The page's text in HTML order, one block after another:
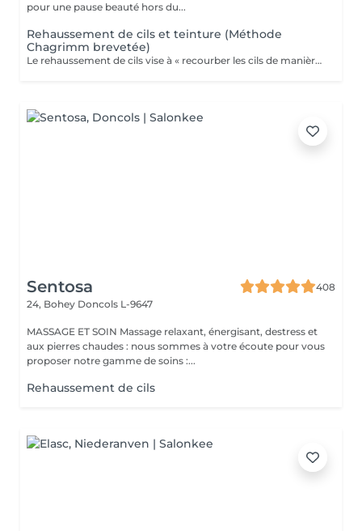
pour une pause beauté hors du...
Rehaussement de cils et teinture (Méthode
Chagrimm brevetée)
Le rehaussement de cils vise à « recourber les cils de manière naturelle afin de les galber et leur donner un effet mascara ». Et ce, sans même utiliser votre maquillage. Cela permet d'embellir et d'ouvrir le regard tout en lui donnant de la douceur, et ce, pour une durée moyenne de six semaines. Ultra-pratique pour une routine make-up allégée et un regard perçant dès le réveil. Ne remplacera jamais l'effet mascara. SVP pour éviter toute réaction ne pas venir avec des lentilles de contact ou prévoir le nécessaire pour les retirer avant la prestation et attendre minimum 3 mois entre deux rehaussements !
Sentosa
408
24, Bohey Doncols L-9647
MASSAGE ET SOIN Massage relaxant, énergisant, destress et
aux pierres chaudes : nous sommes à votre écoute pour vous
proposer notre gamme de soins :...
Rehaussement de cils